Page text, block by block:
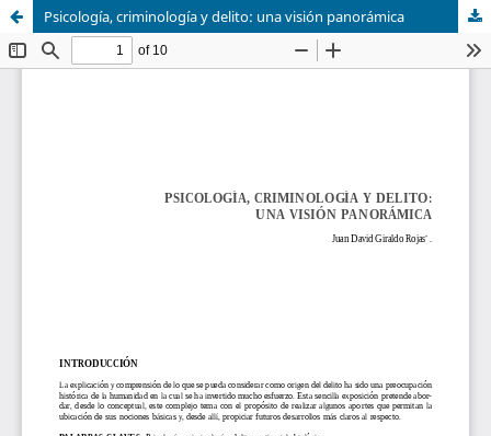
Psicología, criminología y delito: una visión panorámica